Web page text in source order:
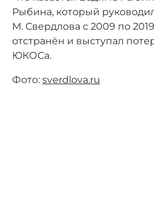
Рыбина, который
М. Свердлова с 2009 по
отстранён и выступал
ЮКОСа.
Фото: sverdlova.ru